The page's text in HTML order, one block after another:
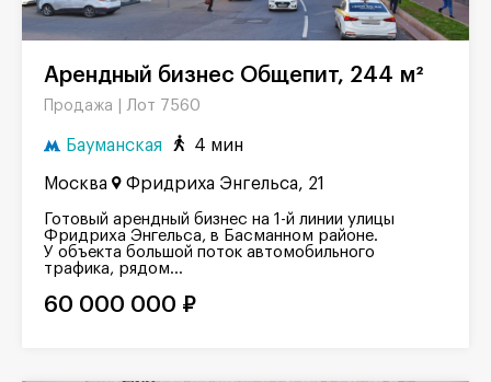
Арендный бизнес Общепит, 244 м²
Продажа | Лот 7560
Бауманская 4 мин
Москва Фридриха Энгельса, 21
Готовый арендный бизнес на 1-й линии улицы
Фридриха Энгельса, в Басманном районе.
У объекта большой поток автомобильного
трафика, рядом...
60 000 000 ₽